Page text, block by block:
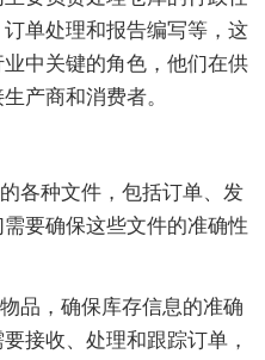
单处理和报告编写等，这
中关键的角色，他们在供
产商和消费者。
种文件，包括订单、发
要确保这些文件的准确性
，确保库存信息的准确
接收、处理和跟踪订单，